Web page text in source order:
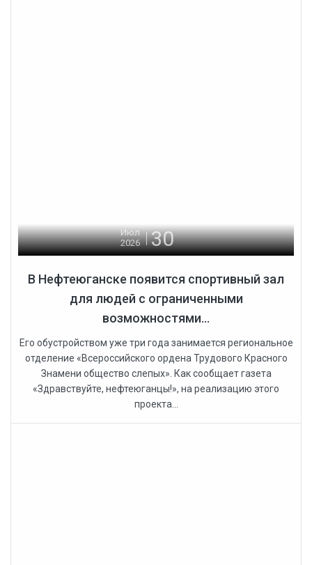
Июл
2026
30
В Нефтеюганске появится спортивный зал
для людей с ограниченными
возможностями...
Его обустройством уже три года занимается региональное
отделение «Всероссийского ордена Трудового Красного
Знамени общество слепых». Как сообщает газета
«Здравствуйте, нефтеюганцы!», на реализацию этого
проекта...